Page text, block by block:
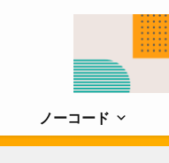
ノーコード